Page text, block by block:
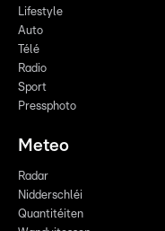
Lifestyle
Auto
Télé
Radio
Sport
Pressphoto
Meteo
Radar
Nidderschléi
Quantitéiten